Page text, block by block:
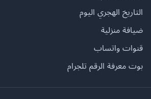
التاريخ الهجري اليوم
ضيافة منزلية
قنوات واتساب
بوت معرفة الرقم تلجرام